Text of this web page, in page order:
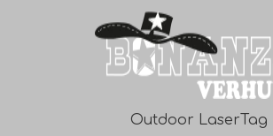
Outdoor LaserTag